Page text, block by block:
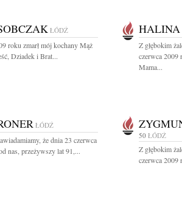
ŁÓDŹ
roku zmarł mój kochany Mąż
Dziadek i Brat...
Z głębokim
czerwca 2009
Mama...
ŁÓDŹ
że dnia 23 czerwca
nas, przeżywszy lat 91,...
50 ŁÓDŹ
Z głębokim
czerwca 2009